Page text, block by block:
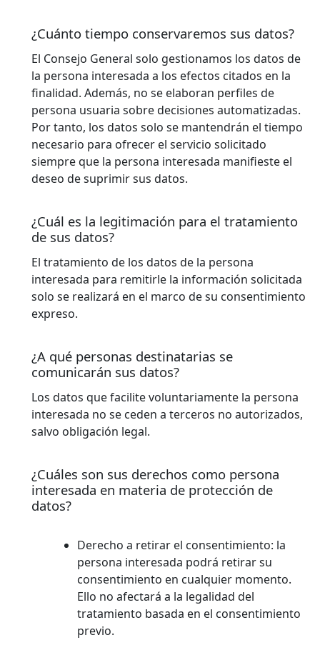
¿Cuánto tiempo conservaremos sus datos?
El Consejo General solo gestionamos los datos de
la persona interesada a los efectos citados en la
finalidad. Además, no se elaboran perfiles de
persona usuaria sobre decisiones automatizadas.
Por tanto, los datos solo se mantendrán el tiempo
necesario para ofrecer el servicio solicitado
siempre que la persona interesada manifieste el
deseo de suprimir sus datos.
¿Cuál es la legitimación para el tratamiento
de sus datos?
El tratamiento de los datos de la persona
interesada para remitirle la información solicitada
solo se realizará en el marco de su consentimiento
expreso.
¿A qué personas destinatarias se
comunicarán sus datos?
Los datos que facilite voluntariamente la persona
interesada no se ceden a terceros no autorizados,
salvo obligación legal.
¿Cuáles son sus derechos como persona
interesada en materia de protección de
datos?
Derecho a retirar el consentimiento: la
persona interesada podrá retirar su
consentimiento en cualquier momento.
Ello no afectará a la legalidad del
tratamiento basada en el consentimiento
previo.